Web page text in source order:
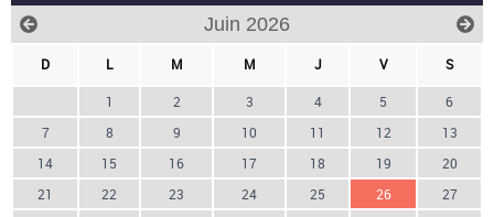
Juin 2026
D L M M J V S
1 2 3 4 5
6
7
8 9 10 11 12
13
14
15 16 17 18 19
20
21
22 23 24 25 26
27